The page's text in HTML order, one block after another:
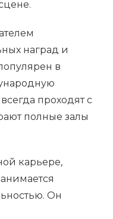
наград и
в
проходят с
полные залы
карьере,
Он